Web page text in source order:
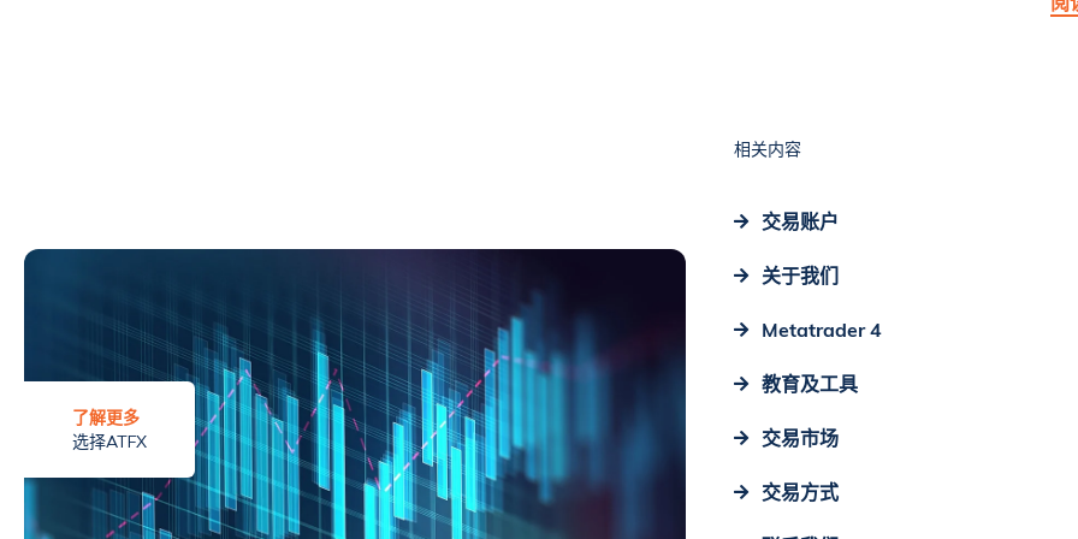
了解更多
选择ATFX
相关内容
交易账户
关于我们
Metatrader 4
教育及工具
交易市场
交易方式